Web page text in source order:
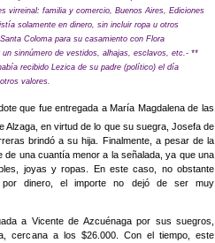
virreinal: familia y comercio, Buenos Aires, Ediciones
solamente en dinero, sin incluir ropa u otros
Coloma para su casamiento con Flora
sinnúmero de vestidos, alhajas, esclavos, etc.- **
recibido Lezica de su padre (político) el día
valores.
que fue entregada a María Magdalena de las
Alzaga, en virtud de lo que su suegra, Josefa de
brindó a su hija. Finalmente, a pesar de la
de una cuantía menor a la señalada, ya que una
joyas y ropas. En este caso, no obstante
por dinero, el importe no dejó de ser muy
a Vicente de Azcuénaga por sus suegros,
cercana a los $26.000. Con el tiempo, este